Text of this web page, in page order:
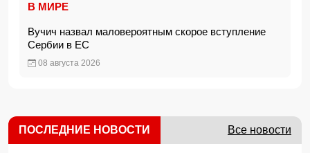
В МИРЕ
Вучич назвал маловероятным скорое вступление
Сербии в ЕС
08 августа 2026
ПОСЛЕДНИЕ НОВОСТИ Все новости